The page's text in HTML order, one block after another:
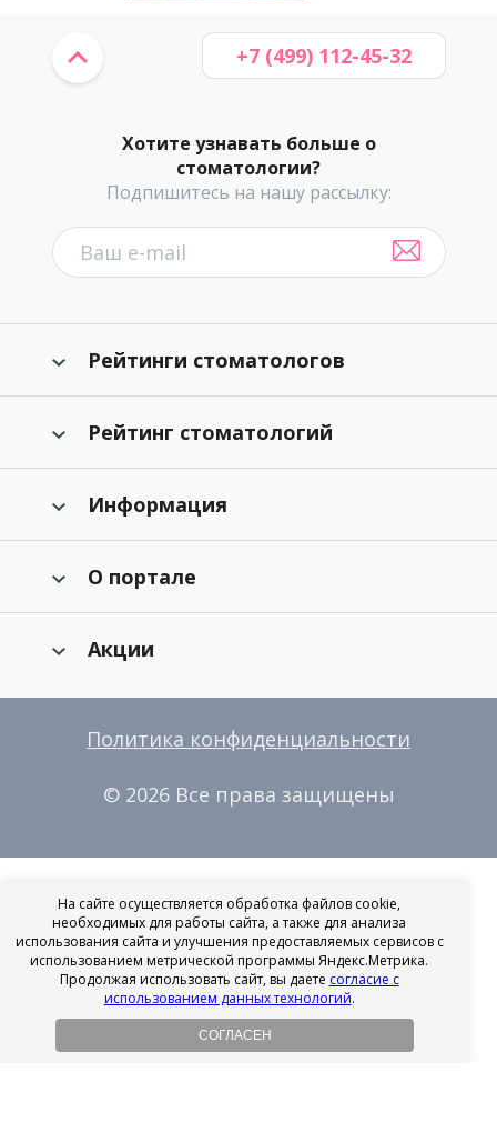
Хотите узнавать больше о
стоматологии?
Подпишитесь на нашу рассылку:
+7 (499) 112-45-32
Рейтинги стоматологов
Рейтинг стоматологий
Информация
О портале
Акции
Политика конфиденциальности
© 2026 Все права защищены
На сайте осуществляется обработка файлов cookie,
необходимых для работы сайта, а также для анализа
использования сайта и улучшения предоставляемых сервисов с
использованием метрической программы Яндекс.Метрика.
Продолжая использовать сайт, вы даете согласие с
использованием данных технологий.
СОГЛАСЕН